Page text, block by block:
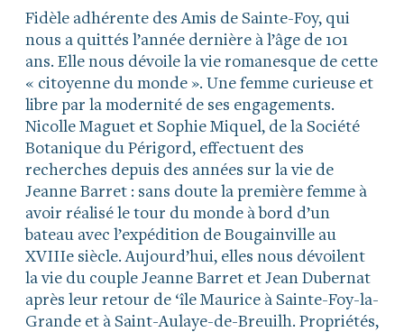
Fidèle adhérente des Amis de Sainte-Foy, qui
nous a quittés l’année dernière à l’âge de 101
ans. Elle nous dévoile la vie romanesque de cette
« citoyenne du monde ». Une femme curieuse et
libre par la modernité de ses engagements.
Nicolle Maguet et Sophie Miquel, de la Société
Botanique du Périgord, effectuent des
recherches depuis des années sur la vie de
Jeanne Barret : sans doute la première femme à
avoir réalisé le tour du monde à bord d’un
bateau avec l’expédition de Bougainville au
XVIIIe siècle. Aujourd’hui, elles nous dévoilent
la vie du couple Jeanne Barret et Jean Dubernat
après leur retour de ‘île Maurice à Sainte-Foy-la-
Grande et à Saint-Aulaye-de-Breuilh. Propriétés,